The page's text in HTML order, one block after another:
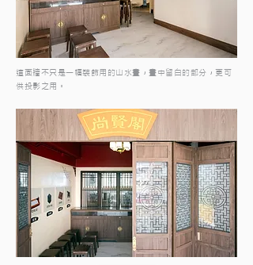
這面牆不只是一幅裝飾用的山水畫，畫中留白的部分，更可
供投影之用。